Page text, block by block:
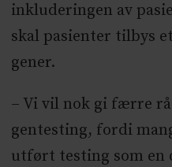
inkluderingen av
skal pasienter tilbys
gener.
– Vi vil nok gi færre
gentesting, fordi
utført testing som en